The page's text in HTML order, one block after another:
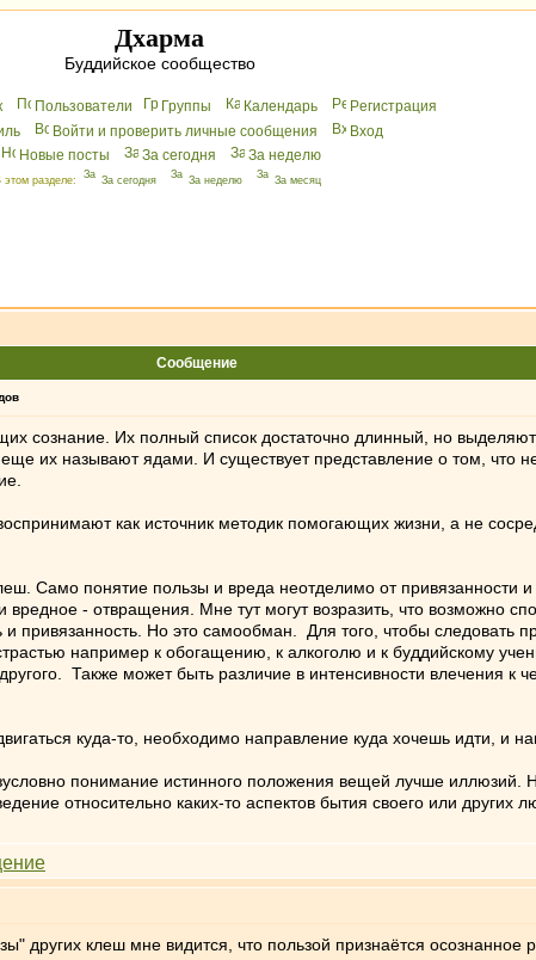
Дхарма
Буддийское сообщество
Пользователи Группы Календарь
Peгиcтрaция
Войти и проверить личные сообщения
Вхoд
Новые посты
За сегодня За неделю
этом разделе: За сегодня За неделю За месяц
Сообщение
сознание. Их полный список достаточно длинный, но выделяют
их называют ядами. И существует представление о том, что
как источник методик помогающих жизни, а не
Само понятие пользы и вреда неотделимо от привязанности
- отвращения. Мне тут могут возразить, что возможно
привязанность. Но это самообман. Для того, чтобы следовать
например к обогащению, к алкоголю и к буддийскому
Также может быть различие в интенсивности влечения к
куда-то, необходимо направление куда хочешь идти, и
понимание истинного положения вещей лучше иллюзий.
относительно каких-то аспектов бытия своего или других
других клеш мне видится, что пользой признаётся осознанное